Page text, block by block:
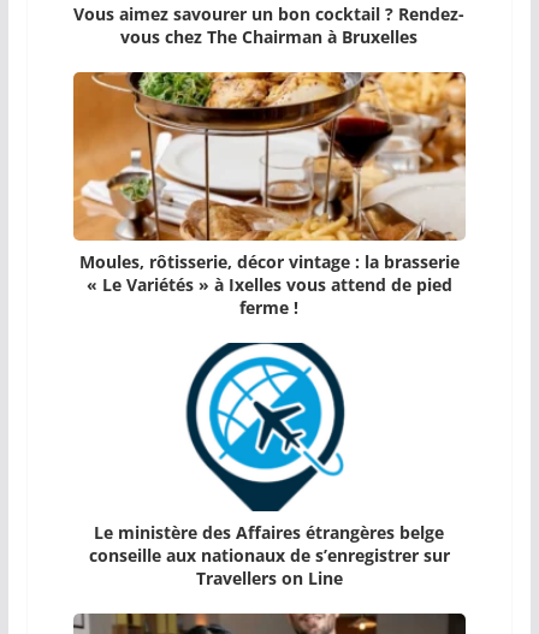
Vous aimez savourer un bon cocktail ? Rendez-
vous chez The Chairman à Bruxelles
Moules, rôtisserie, décor vintage : la brasserie
« Le Variétés » à Ixelles vous attend de pied
ferme !
Le ministère des Affaires étrangères belge
conseille aux nationaux de s’enregistrer sur
Travellers on Line